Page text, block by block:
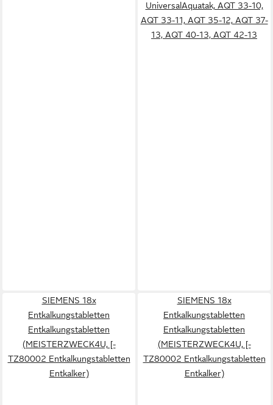
UniversalAquatak, AQT 33-10,
AQT 33-11, AQT 35-12, AQT 37-
13, AQT 40-13, AQT 42-13
SIEMENS 18x
Entkalkungstabletten
Entkalkungstabletten
(MEISTERZWECK4U, [-
TZ80002 Entkalkungstabletten
Entkalker)
SIEMENS 18x
Entkalkungstabletten
Entkalkungstabletten
(MEISTERZWECK4U, [-
TZ80002 Entkalkungstabletten
Entkalker)